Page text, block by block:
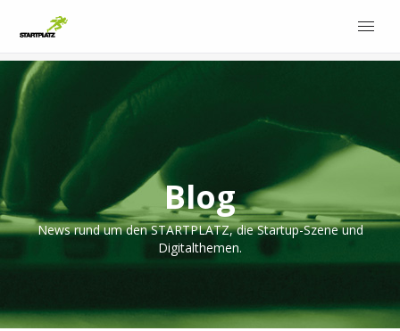
Blog
News rund um den STARTPLATZ, die Startup-Szene und
Digitalthemen.